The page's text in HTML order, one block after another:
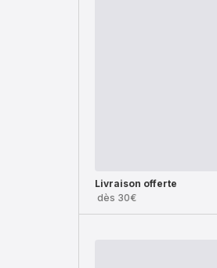
Livraison offerte
dès 30€